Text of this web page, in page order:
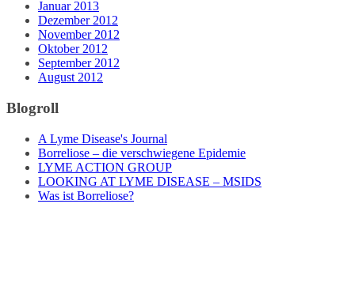
Januar 2013
Dezember 2012
November 2012
Oktober 2012
September 2012
August 2012
Blogroll
A Lyme Disease's Journal
Borreliose – die verschwiegene Epidemie
LYME ACTION GROUP
LOOKING AT LYME DISEASE – MSIDS
Was ist Borreliose?